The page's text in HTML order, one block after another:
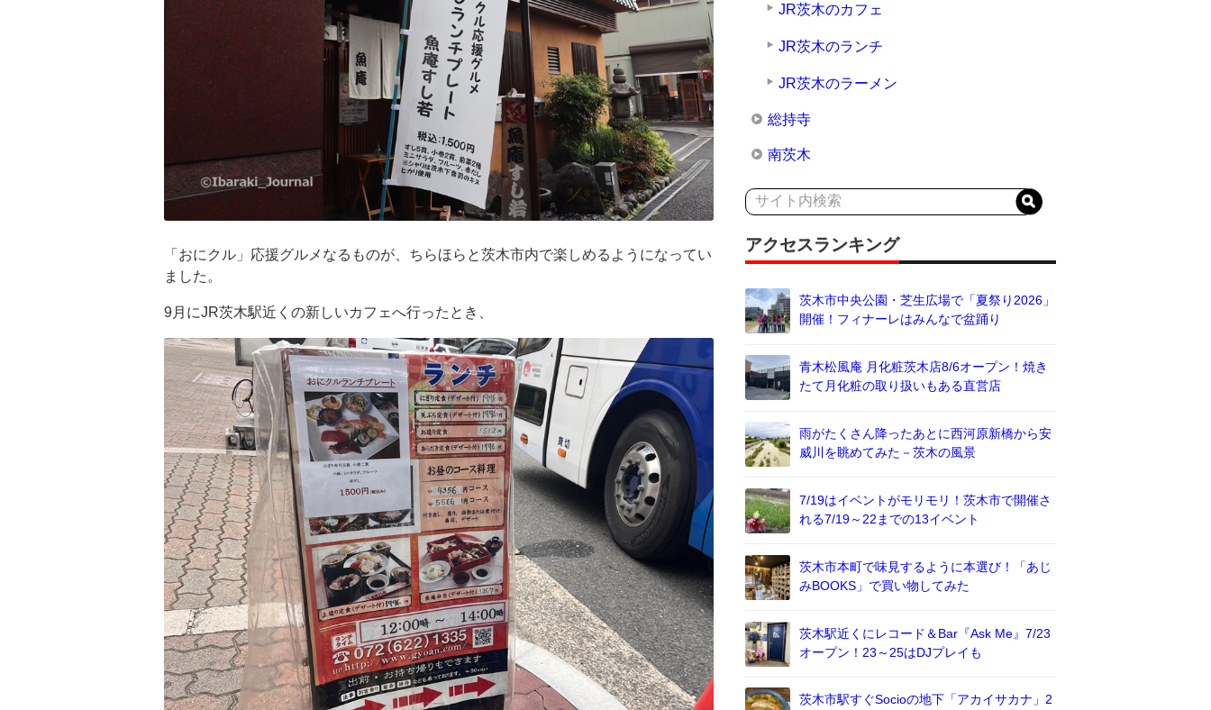
「おにクル」応援グルメなるものが、ちらほらと茨木市内で楽しめるようになってい
ました。
9月にJR茨木駅近くの新しいカフェへ行ったとき、
JR茨木のカフェ
JR茨木のランチ
JR茨木のラーメン
総持寺
南茨木
アクセスランキング
茨木市中央公園・芝生広場で「夏祭り2026」
開催！フィナーレはみんなで盆踊り
青木松風庵 月化粧茨木店8/6オープン！焼き
たて月化粧の取り扱いもある直営店
雨がたくさん降ったあとに西河原新橋から安
威川を眺めてみた－茨木の風景
7/19はイベントがモリモリ！茨木市で開催さ
れる7/19～22までの13イベント
茨木市本町で味見するように本選び！「あじ
みBOOKS」で買い物してみた
茨木駅近くにレコード＆Bar『Ask Me』7/23
オープン！23～25はDJプレイも
茨木市駅すぐSocioの地下「アカイサカナ」2